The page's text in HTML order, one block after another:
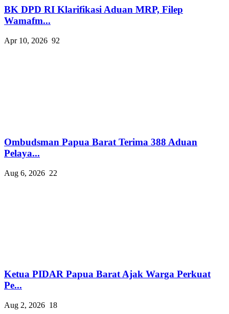
BK DPD RI Klarifikasi Aduan MRP, Filep
Wamafm...
Apr 10, 2026 92
Ombudsman Papua Barat Terima 388 Aduan
Pelaya...
Aug 6, 2026 22
Ketua PIDAR Papua Barat Ajak Warga Perkuat
Pe...
Aug 2, 2026 18